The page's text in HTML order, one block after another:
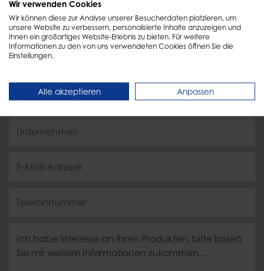
Füllen Sie einfach das Formular aus und wir melden
uns schnellstmöglich zurück!
Wir verwenden Cookies
Wir können diese zur Analyse unserer Besucherdaten platzieren, um
unsere Website zu verbessern, personalisierte Inhalte anzuzeigen und
Ihnen ein großartiges Website-Erlebnis zu bieten. Für weitere
Informationen zu den von uns verwendeten Cookies öffnen Sie die
Einstellungen.
Alle akzeptieren Anpassen